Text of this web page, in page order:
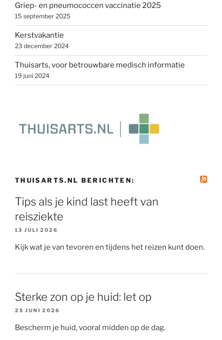
Griep- en pneumococcen vaccinatie 2025
15 september 2025
Kerstvakantie
23 december 2024
Thuisarts, voor betrouwbare medisch informatie
19 juni 2024
THUISARTS.NL BERICHTEN:
Tips als je kind last heeft van
reisziekte
13 JULI 2026
Kijk wat je van tevoren en tijdens het reizen kunt doen.
Sterke zon op je huid: let op
25 JUNI 2026
Bescherm je huid, vooral midden op de dag.